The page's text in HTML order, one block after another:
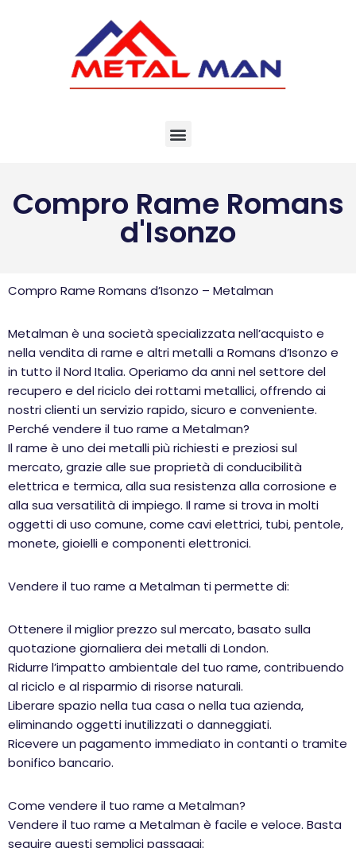
Compro Rame Romans
d'Isonzo
Compro Rame Romans d’Isonzo – Metalman
Metalman è una società specializzata nell’acquisto e
nella vendita di rame e altri metalli a Romans d’Isonzo e
in tutto il Nord Italia. Operiamo da anni nel settore del
recupero e del riciclo dei rottami metallici, offrendo ai
nostri clienti un servizio rapido, sicuro e conveniente.
Perché vendere il tuo rame a Metalman?
Il rame è uno dei metalli più richiesti e preziosi sul
mercato, grazie alle sue proprietà di conducibilità
elettrica e termica, alla sua resistenza alla corrosione e
alla sua versatilità di impiego. Il rame si trova in molti
oggetti di uso comune, come cavi elettrici, tubi, pentole,
monete, gioielli e componenti elettronici.
Vendere il tuo rame a Metalman ti permette di:
Ottenere il miglior prezzo sul mercato, basato sulla
quotazione giornaliera dei metalli di London.
Ridurre l’impatto ambientale del tuo rame, contribuendo
al riciclo e al risparmio di risorse naturali.
Liberare spazio nella tua casa o nella tua azienda,
eliminando oggetti inutilizzati o danneggiati.
Ricevere un pagamento immediato in contanti o tramite
bonifico bancario.
Come vendere il tuo rame a Metalman?
Vendere il tuo rame a Metalman è facile e veloce. Basta
seguire questi semplici passaggi: